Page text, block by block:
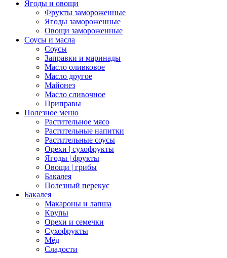
Ягоды и овощи
Фрукты замороженные
Ягоды замороженные
Овощи замороженные
Соусы и масла
Соусы
Заправки и маринады
Масло оливковое
Масло другое
Майонез
Масло сливочное
Приправы
Полезное меню
Растительное мясо
Растительные напитки
Растительные соусы
Орехи | сухофрукты
Ягоды | фрукты
Овощи | грибы
Бакалея
Полезный перекус
Бакалея
Макароны и лапша
Крупы
Орехи и семечки
Сухофрукты
Мёд
Сладости